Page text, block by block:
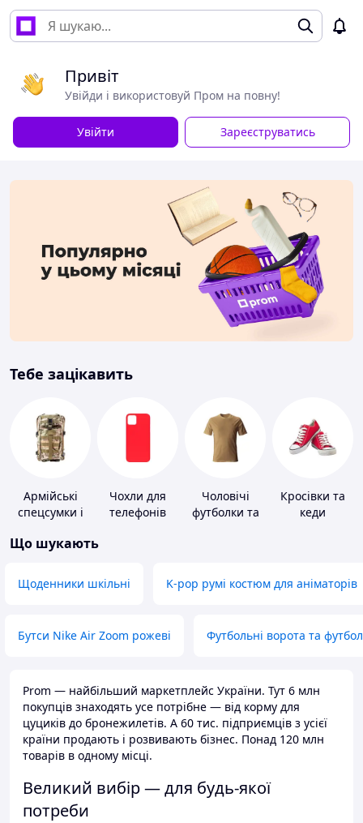
Привіт
Увійди і використовуй Пром на повну!
Увійти Зареєструватись
Тебе зацікавить
Армійські
спецсумки і
Чохли для
телефонів
Чоловічі
футболки та
Кросівки та
кеди
Що шукають
Щоденники шкільні K-pop румі костюм для аніматорів
Бутси Nike Air Zoom рожеві Футбольні ворота та
Prom — найбільший маркетплейс України. Тут 6 млн
покупців знаходять усе потрібне — від корму для
цуциків до бронежилетів. А 60 тис. підприємців з усієї
країни продають і розвивають бізнес. Понад 120 млн
товарів в одному місці.
Великий вибір — для будь-якої
потреби